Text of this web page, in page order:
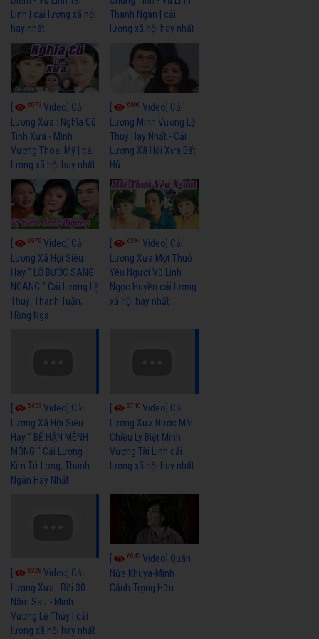
Linh | cải lương xã hội
hay nhất
Thanh Ngân | cải
lương xã hội hay nhất
6073 Video] Cải
Lương Xưa : Nghĩa Cũ
Tình Xưa - Minh
Vương Thoại Mỹ | cải
lương xã hội hay nhất
6690Video] Cải
Lương Minh Vương Lệ
Thuỷ Hay Nhất - Cải
Lương Xã Hội Xưa Bất
Hủ
6979 Video] Cải
Lương Xã Hội Siêu
Hay " LỠ BƯỚC SANG
NGANG " Cải Lương Lệ
Thuỷ, Thanh Tuấn,
Hồng Nga
6394Video] Cải
Lương Xưa Một Thuở
Yêu Người Vũ Linh
Ngọc Huyền cải lương
xã hội hay nhất
5463 Video] Cải
Lương Xã Hội Siêu
Hay " BỂ HẬN MÊNH
MÔNG " Cải Lương
Kim Tử Long, Thanh
Ngân Hay Nhất
5740Video] Cải
Lương Xưa Nước Mắt
Chiều Ly Biệt Minh
Vương Tài Linh cải
lương xã hội hay nhất
6328 Video] Cải
Lương Xưa : Rồi 30
Năm Sau - Minh
Vương Lệ Thủy | cải
lương xã hội hay nhất
[ 6042Video] Quán
Nửa Khuya-Minh
Cảnh-Trọng Hữu